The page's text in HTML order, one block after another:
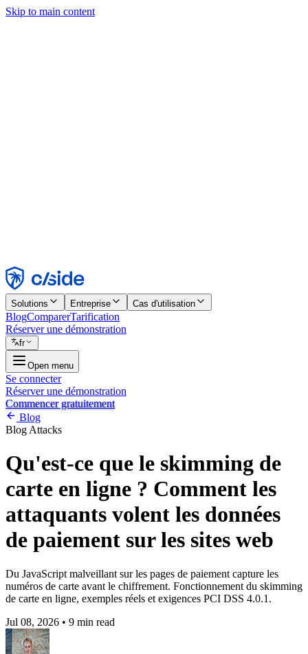
Skip to main content
Rejeter
Solutions Entreprise Cas d'utilisation
BlogComparerTarification
Réserver une démonstration
fr
Open menu
Se connecter
Réserver une démonstration
Commencer gratuitement
Blog
Blog Attacks
Qu'est-ce que le skimming de
carte en ligne ? Comment les
attaquants volent les données
de paiement sur les sites web
Du JavaScript malveillant sur les pages de paiement capture les
numéros de carte avant le chiffrement. Fonctionnement du skimming
de carte en ligne, exemples réels et exigences PCI DSS 4.0.1.
Jul 08, 2026 • 9 min read